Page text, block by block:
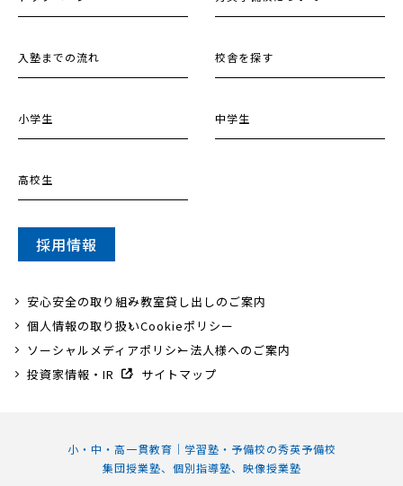
小・中・高一貫教育｜学習塾・予備校の秀英予備校
集団授業塾、個別指導塾、映像授業塾
入塾までの流れ 校舎を探す
小学生 中学生
高校生
採用情報
安心安全の取り組み教室貸し出しのご案内
個人情報の取り扱いCookieポリシー
ソーシャルメディアポリシー法人様へのご案内
投資家情報・IR
サイトマップ